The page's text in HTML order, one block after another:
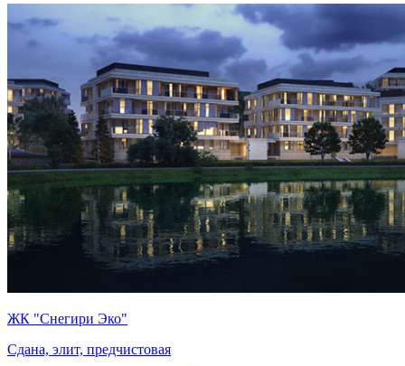
ЖК "Снегири Эко"
Сдана, элит, предчистовая